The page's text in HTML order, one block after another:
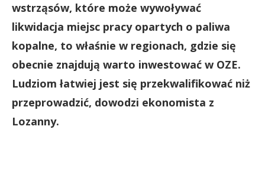
wstrząsów, które może wywoływać
likwidacja miejsc pracy opartych o paliwa
kopalne, to właśnie w regionach, gdzie się
obecnie znajdują warto inwestować w OZE.
Ludziom łatwiej jest się przekwalifikować niż
przeprowadzić, dowodzi ekonomista z
Lozanny.